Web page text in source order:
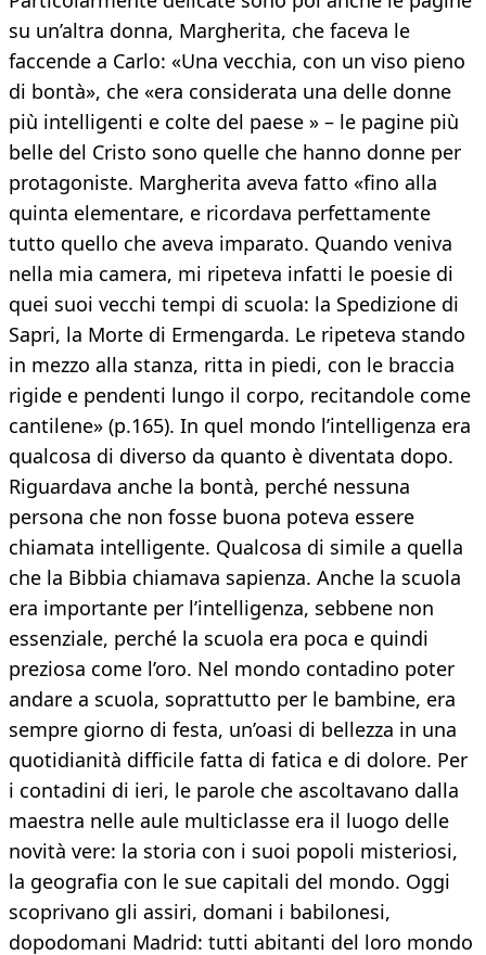
su un’altra donna, Margherita, che faceva le
faccende a Carlo: «Una vecchia, con un viso pieno
di bontà», che «era considerata una delle donne
più intelligenti e colte del paese » – le pagine più
belle del Cristo sono quelle che hanno donne per
protagoniste. Margherita aveva fatto «fino alla
quinta elementare, e ricordava perfettamente
tutto quello che aveva imparato. Quando veniva
nella mia camera, mi ripeteva infatti le poesie di
quei suoi vecchi tempi di scuola: la Spedizione di
Sapri, la Morte di Ermengarda. Le ripeteva stando
in mezzo alla stanza, ritta in piedi, con le braccia
rigide e pendenti lungo il corpo, recitandole come
cantilene» (p.165). In quel mondo l’intelligenza era
qualcosa di diverso da quanto è diventata dopo.
Riguardava anche la bontà, perché nessuna
persona che non fosse buona poteva essere
chiamata intelligente. Qualcosa di simile a quella
che la Bibbia chiamava sapienza. Anche la scuola
era importante per l’intelligenza, sebbene non
essenziale, perché la scuola era poca e quindi
preziosa come l’oro. Nel mondo contadino poter
andare a scuola, soprattutto per le bambine, era
sempre giorno di festa, un’oasi di bellezza in una
quotidianità difficile fatta di fatica e di dolore. Per
i contadini di ieri, le parole che ascoltavano dalla
maestra nelle aule multiclasse era il luogo delle
novità vere: la storia con i suoi popoli misteriosi,
la geografia con le sue capitali del mondo. Oggi
scoprivano gli assiri, domani i babilonesi,
dopodomani Madrid: tutti abitanti del loro mondo